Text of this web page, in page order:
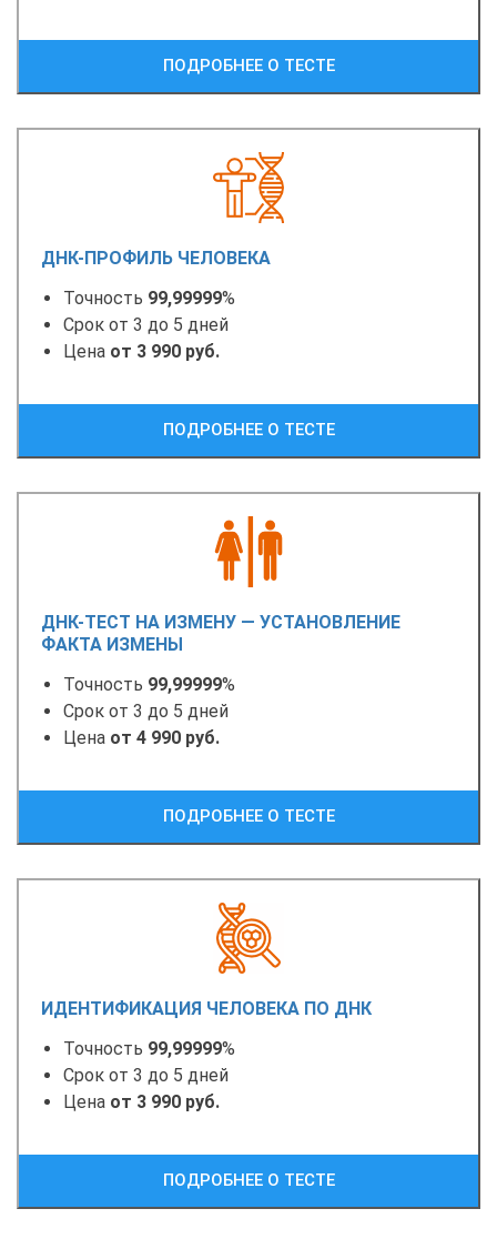
ПОДРОБНЕЕ О ТЕСТЕ
ДНК-ПРОФИЛЬ ЧЕЛОВЕКА
Точность 99,99999%
Срок от 3 до 5 дней
Цена от 3 990 руб.
ПОДРОБНЕЕ О ТЕСТЕ
ДНК-ТЕСТ НА ИЗМЕНУ — УСТАНОВЛЕНИЕ
ФАКТА ИЗМЕНЫ
Точность 99,99999%
Срок от 3 до 5 дней
Цена от 4 990 руб.
ПОДРОБНЕЕ О ТЕСТЕ
ИДЕНТИФИКАЦИЯ ЧЕЛОВЕКА ПО ДНК
Точность 99,99999%
Срок от 3 до 5 дней
Цена от 3 990 руб.
ПОДРОБНЕЕ О ТЕСТЕ